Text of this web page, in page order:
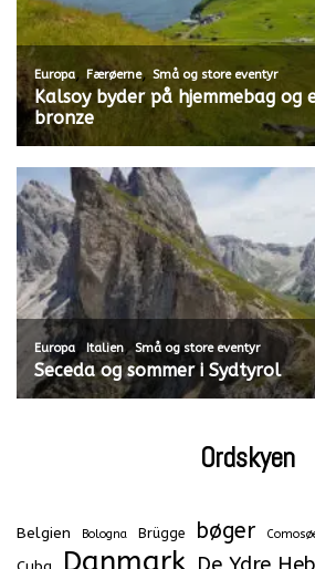
Europa, Færøerne, Små og store eventyr
Kalsoy byder på hjemmebag og
bronze
Europa, Italien,Små og store eventyr
Seceda og sommer i Sydtyrol
Ordskyen
Belgien Bologna Brügge bøger
Danmark